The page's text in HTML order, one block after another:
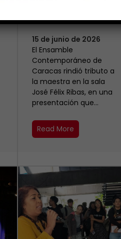
memoria histórica
15 de junio de 2026
El Ensamble
Contemporáneo de
Caracas rindió tributo a
la maestra en la sala
José Félix Ribas, en una
presentación que…
Read More